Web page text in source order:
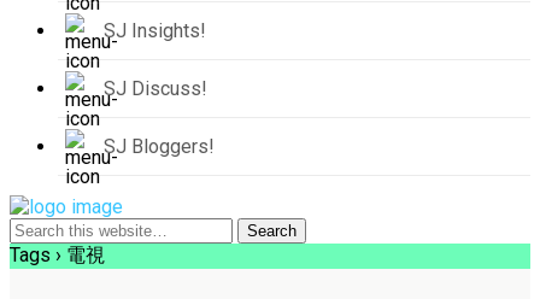
SJ Insights!
SJ Discuss!
SJ Bloggers!
Tags › 電視